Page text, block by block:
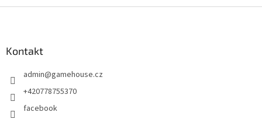
Kontakt
admin@gamehouse.cz
+420778755370
facebook